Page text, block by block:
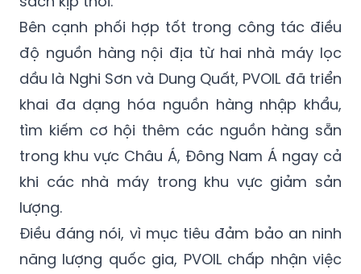
Bên cạnh phối hợp tốt trong công tác điều
độ nguồn hàng nội địa từ hai nhà máy lọc
dầu là Nghi Sơn và Dung Quất, PVOIL đã triển
khai đa dạng hóa nguồn hàng nhập khẩu,
tìm kiếm cơ hội thêm các nguồn hàng sẵn
trong khu vực Châu Á, Đông Nam Á ngay cả
khi các nhà máy trong khu vực giảm sản
lượng.
Điều đáng nói, vì mục tiêu đảm bảo an ninh
năng lượng quốc gia, PVOIL chấp nhận việc